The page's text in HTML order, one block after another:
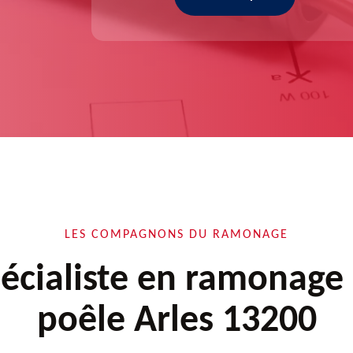
LES COMPAGNONS DU RAMONAGE
en ramonage
poêle Arles 13200